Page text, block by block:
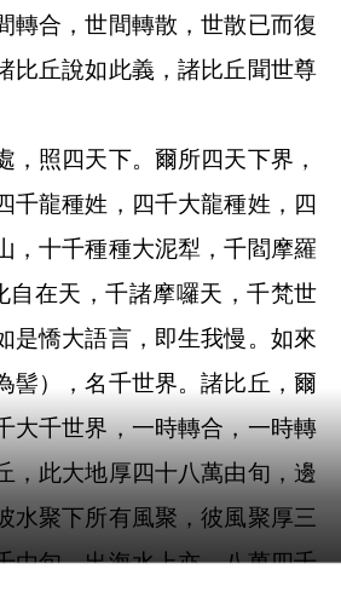
轉合，世間轉散，世散已而復
比丘說如此義，諸比丘聞世尊
照四天下。爾所四天下界，
千龍種姓，四千大龍種姓，四
，十千種種大泥犁，千閻摩羅
在天，千諸摩囉天，千梵世
是憍大語言，即生我慢。如來
髻），名千世界。諸比丘，爾
大千世界，一時轉合，一時轉
，此大地厚四十八萬由旬，邊
水聚下所有風聚，彼風聚厚三
由旬，出海水上亦，八萬四千